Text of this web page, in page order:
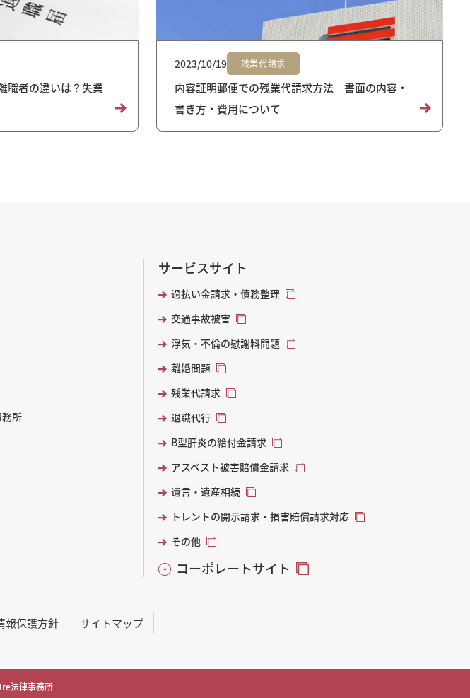
職者の違いは？失業
2023/10/19 残業代請求
内容証明郵便での残業代請求方法｜書面の内容・
書き方・費用について
所
サービスサイト
過払い金請求・債務整理
交通事故被害
浮気・不倫の慰謝料問題
離婚問題
残業代請求
退職代行
B型肝炎の給付金請求
アスベスト被害賠償金請求
遺言・遺産相続
トレントの開示請求・損害賠償請求対応
その他
コーポレートサイト
報保護方針 サイトマップ
法律事務所